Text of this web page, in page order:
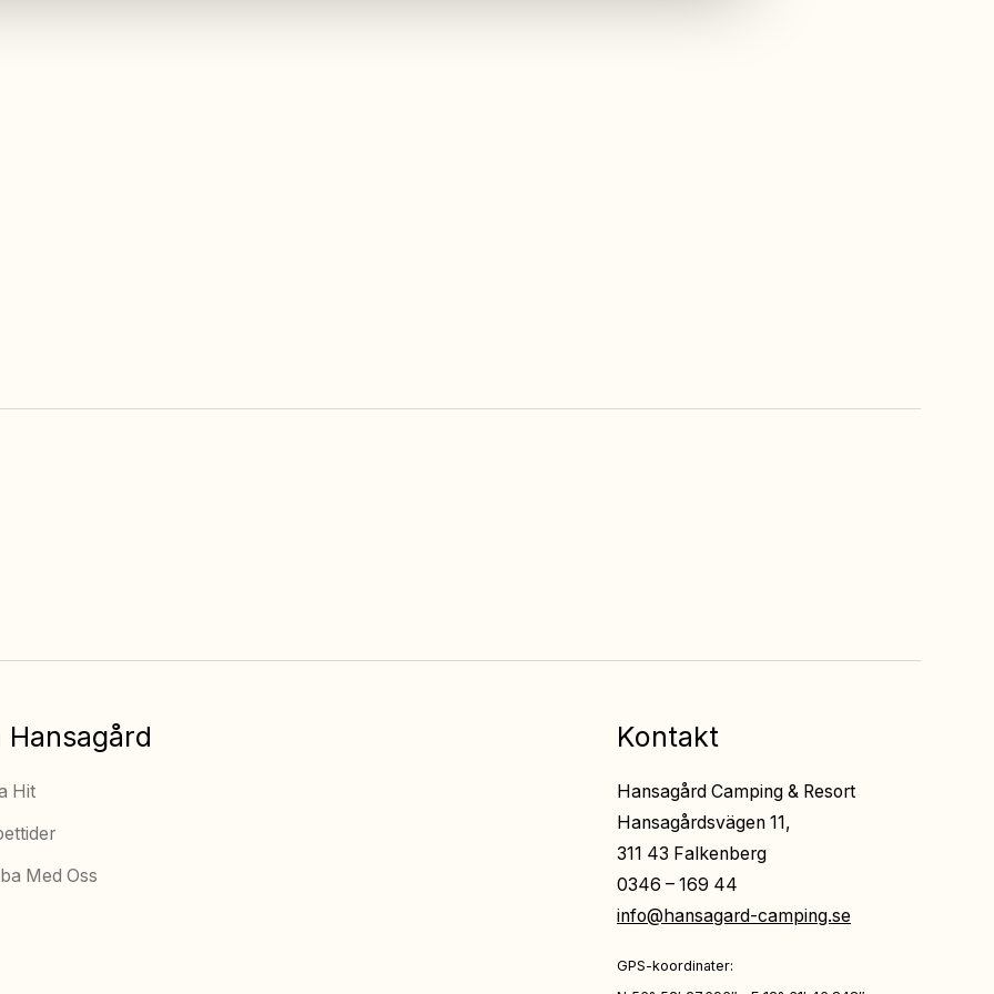
Hansagård
Hit
Med Oss
Kontakt
Hansagård Camping & Resort
Hansagårdsvägen 11,
311 43 Falkenberg
0346 – 169 44
info@hansagard-camping.se
GPS-koordinater: